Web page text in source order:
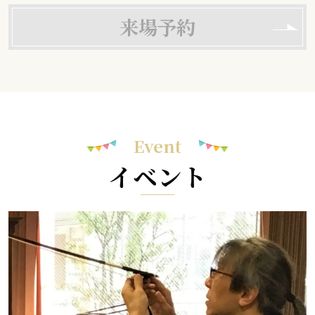
来場予約
Event
イベント